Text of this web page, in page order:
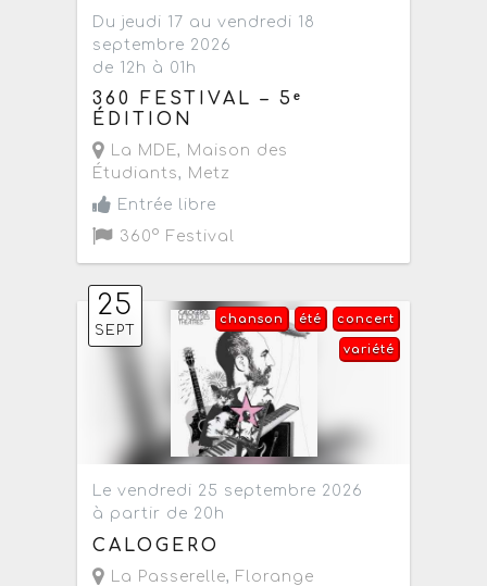
Du jeudi 17 au vendredi 18
septembre 2026
de 12h à 01h
360 FESTIVAL – 5ᵉ
ÉDITION
La MDE, Maison des
Étudiants, Metz
Entrée libre
360° Festival
25
SEPT
concert
été
chanson
variété
Le vendredi 25 septembre 2026
à partir de 20h
CALOGERO
La Passerelle, Florange